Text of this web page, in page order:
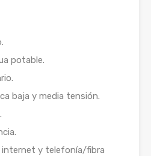
potable.
baja y media tensión.
internet y telefonía/fibra